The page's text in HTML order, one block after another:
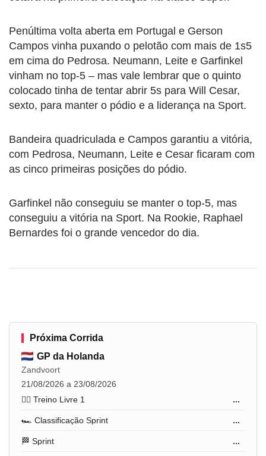
Penúltima volta aberta em Portugal e Gerson
Campos vinha puxando o pelotão com mais de 1s5
em cima do Pedrosa. Neumann, Leite e Garfinkel
vinham no top-5 – mas vale lembrar que o quinto
colocado tinha de tentar abrir 5s para Will Cesar,
sexto, para manter o pódio e a liderança na Sport.
Bandeira quadriculada e Campos garantiu a vitória,
com Pedrosa, Neumann, Leite e Cesar ficaram com
as cinco primeiras posições do pódio.
Garfinkel não conseguiu se manter o top-5, mas
conseguiu a vitória na Sport. Na Rookie, Raphael
Bernardes foi o grande vencedor do dia.
Próxima Corrida
GP da Holanda
Zandvoort
21/08/2026 a 23/08/2026
🏋️‍♂️ Treino Livre 1
...
🏎️ Classificação Sprint ...
🏁 Sprint ...